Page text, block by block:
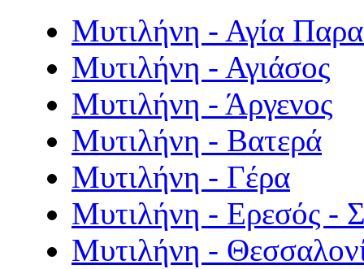
Μυτιλήνη - Αγία
Μυτιλήνη - Αγιάσος
Μυτιλήνη - Άργενος
Μυτιλήνη - Βατερά
Μυτιλήνη - Γέρα
Μυτιλήνη - Ερεσός -
Μυτιλήνη -